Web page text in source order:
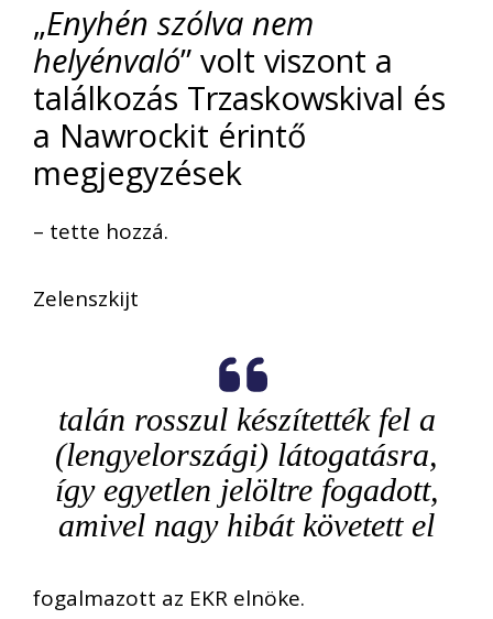
„Enyhén szólva nem
helyénvaló” volt viszont a
találkozás Trzaskowskival és
a Nawrockit érintő
megjegyzések
– tette hozzá.
Zelenszkijt
talán rosszul készítették fel a
(lengyelországi) látogatásra,
így egyetlen jelöltre fogadott,
amivel nagy hibát követett el
fogalmazott az EKR elnöke.